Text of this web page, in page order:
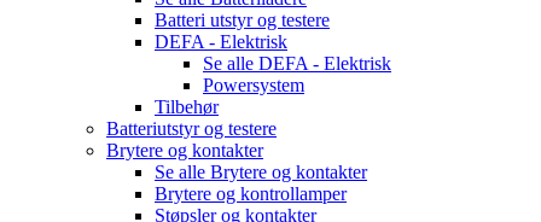
Batteri utstyr og testere
DEFA - Elektrisk
Se alle DEFA - Elektrisk
Powersystem
Tilbehør
Batteriutstyr og testere
Brytere og kontakter
Se alle Brytere og kontakter
Brytere og kontrollamper
Støpsler og kontakter